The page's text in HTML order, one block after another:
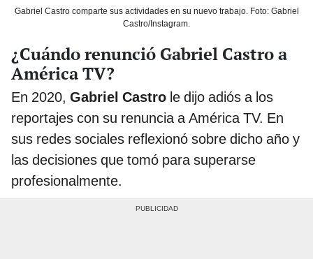
Gabriel Castro comparte sus actividades en su nuevo trabajo. Foto: Gabriel
Castro/Instagram.
¿Cuándo renunció Gabriel Castro a
América TV?
En 2020, Gabriel Castro le dijo adiós a los
reportajes con su renuncia a América TV. En
sus redes sociales reflexionó sobre dicho año y
las decisiones que tomó para superarse
profesionalmente.